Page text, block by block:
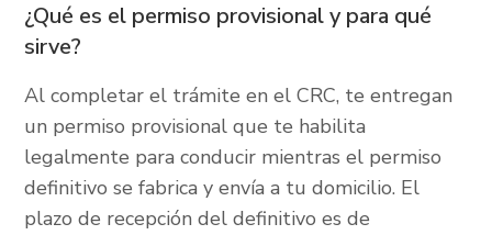
¿Qué es el permiso provisional y para qué
sirve?
Al completar el trámite en el CRC, te entregan
un permiso provisional que te habilita
legalmente para conducir mientras el permiso
definitivo se fabrica y envía a tu domicilio. El
plazo de recepción del definitivo es de